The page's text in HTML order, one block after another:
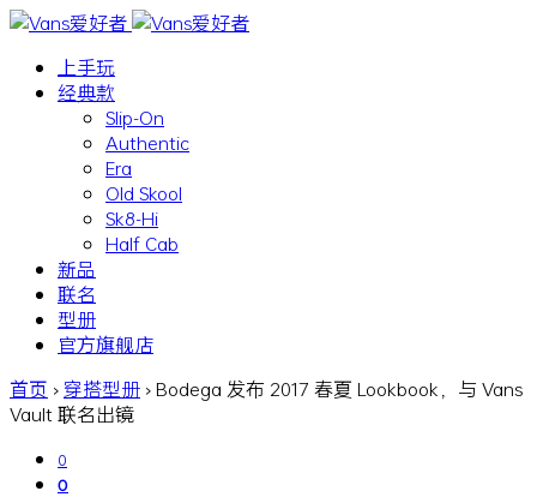
上手玩
经典款
Slip-On
Authentic
Era
Old Skool
Sk8-Hi
Half Cab
新品
联名
型册
官方旗舰店
首页 › 穿搭型册 ›Bodega 发布 2017 春夏 Lookbook，与 Vans
Vault 联名出镜
0
0